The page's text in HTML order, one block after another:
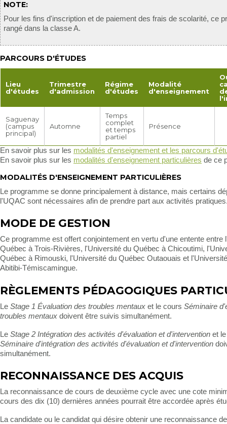
NOTE:
Pour les fins d'inscription et de paiement des frais de scolarité, ce
rangé dans la classe A.
PARCOURS D'ÉTUDES
Lieu
d'études
Trimestre
d'admission
Régime
d'études
Modalité
d'enseignement
Saguenay
(campus
principal)
Automne
Temps
complet
et temps
partiel
Présence
En savoir plus sur les modalités d'enseignement et les parcours
En savoir plus sur les modalités d'enseignement particulières de ce
MODALITÉS D'ENSEIGNEMENT PARTICULIÈRES
Le programme se donne principalement à distance, mais certains
l'UQAC sont nécessaires afin de prendre part aux activités
MODE DE GESTION
Ce programme est offert conjointement en vertu d'une entente entre
Québec à Trois-Rivières, l'Université du Québec à Chicoutimi,
Québec à Rimouski, l'Université du Québec Outaouais et
Abitibi-Témiscamingue.
RÈGLEMENTS PÉDAGOGIQUES
Le Stage 1 Évaluation des troubles mentaux et le cours Séminaire
troubles mentaux doivent être suivis simultanément.
Le Stage 2 Intégration des activités d'évaluation et d'intervention et
Séminaire d'intégration des activités d'évaluation et d'intervention
simultanément.
RECONNAISSANCE DES ACQUIS
La reconnaissance de cours de deuxième cycle avec une cote
cours des dix (10) dernières années pourrait être accordée après
La candidate ou le candidat qui désire obtenir une reconnaissance